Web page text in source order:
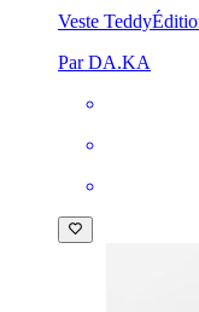
Veste Teddy
Par DA.KA